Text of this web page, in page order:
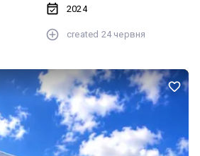
ранковими прогулянками та
та зустрічей із друзями. • 2 поверх — три
На даний
з підключення газу та каналізації.
вже підведені. Перед
для паркування автомобіля.
територія з прямим виходом у ліс.
2024
created 24 червня